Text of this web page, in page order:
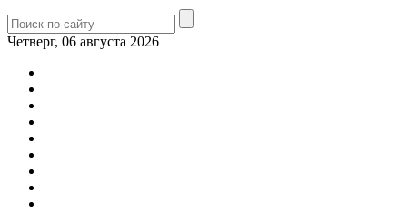
Четверг, 06 августа 2026